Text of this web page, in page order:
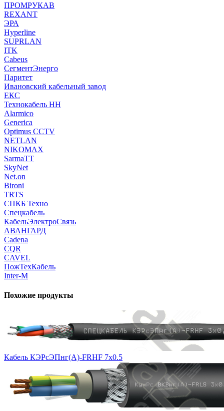
ПРОМРУКАВ
REXANT
ЭРА
Hyperline
SUPRLAN
ITK
Cabeus
СегментЭнерго
Паритет
Ивановский кабельный завод
ЕКС
Технокабель НН
Alarmico
Generica
Optimus CCTV
NETLAN
NIKOMAX
SarmaTT
SkyNet
Net.on
Bironi
TRTS
СПКБ Техно
Спецкабель
КабельЭлектроСвязь
АВАНГАРД
Cadena
CQR
CAVEL
ПожТехКабель
Inter-M
Похожие продукты
Кабель КЭРсЭПнг(А)-FRHF 7х0.5